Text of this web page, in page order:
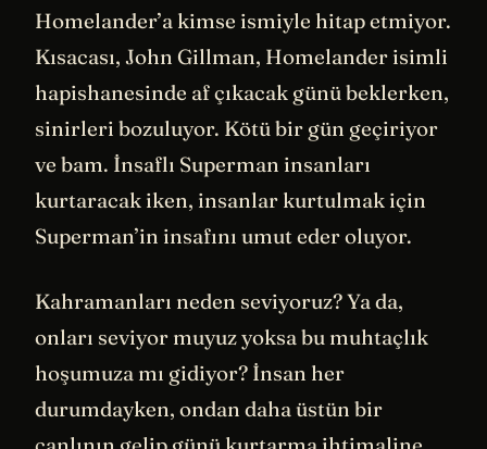
Homelander’a kimse ismiyle hitap etmiyor.
Kısacası, John Gillman, Homelander isimli
hapishanesinde af çıkacak günü beklerken,
sinirleri bozuluyor. Kötü bir gün geçiriyor
ve bam. İnsaflı Superman insanları
kurtaracak iken, insanlar kurtulmak için
Superman’in insafını umut eder oluyor.
Kahramanları neden seviyoruz? Ya da,
onları seviyor muyuz yoksa bu muhtaçlık
hoşumuza mı gidiyor? İnsan her
durumdayken, ondan daha üstün bir